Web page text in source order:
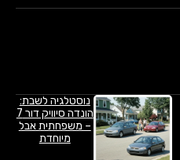
נוסטלגיה לשבת:
הונדה סיוויק דור 7
– משפחתית אבל
מיוחדת